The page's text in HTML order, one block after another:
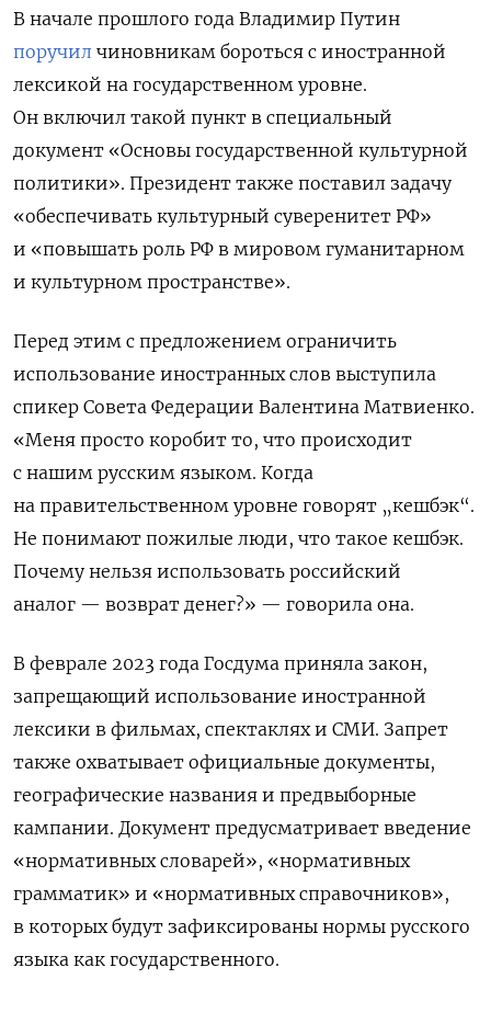
В начале прошлого года Владимир Путин
поручил чиновникам бороться с иностранной
лексикой на государственном уровне.
Он включил такой пункт в специальный
документ «Основы государственной культурной
политики». Президент также поставил задачу
«обеспечивать культурный суверенитет РФ»
и «повышать роль РФ в мировом гуманитарном
и культурном пространстве».
Перед этим с предложением ограничить
использование иностранных слов выступила
спикер Совета Федерации Валентина Матвиенко.
«Меня просто коробит то, что происходит
с нашим русским языком. Когда
на правительственном уровне говорят „кешбэк“.
Не понимают пожилые люди, что такое кешбэк.
Почему нельзя использовать российский
аналог — возврат денег?» — говорила она.
В феврале 2023 года Госдума приняла закон,
запрещающий использование иностранной
лексики в фильмах, спектаклях и СМИ. Запрет
также охватывает официальные документы,
географические названия и предвыборные
кампании. Документ предусматривает введение
«нормативных словарей», «нормативных
грамматик» и «нормативных справочников»,
в которых будут зафиксированы нормы русского
языка как государственного.